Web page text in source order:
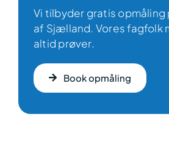
Vi tilbyder gratis
af Sjælland. Vores fagfolk
altid prøver.
Book opmåling